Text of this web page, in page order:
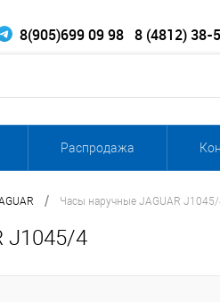
8(905)699 09 98 8 (4812) 38-
Распродажа
/ Часы наручные JAGUAR
J1045/4